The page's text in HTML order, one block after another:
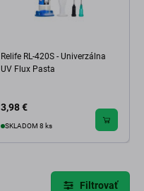
Relife RL-420S - Univerzálna
UV Flux Pasta
3,98 €
SKLADOM 8 ks
Filtrovať